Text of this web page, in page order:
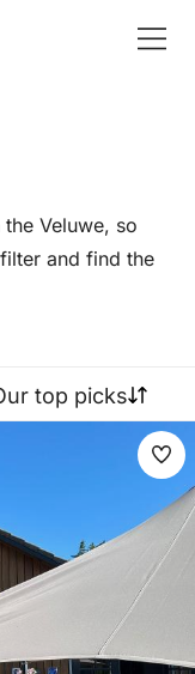
Veluwe, so
and find the
top picks